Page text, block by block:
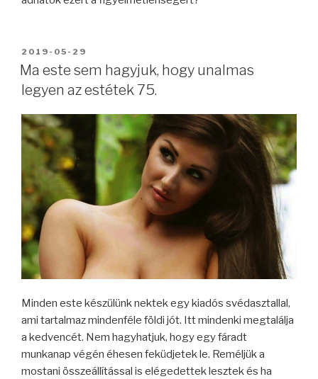
BEKÜLDVE:
2019-05-29
Ma este sem hagyjuk, hogy unalmas
legyen az estétek 75.
Minden este készülünk nektek egy kiadós svédasztallal,
ami tartalmaz mindenféle földi jót. Itt mindenki megtalálja
a kedvencét. Nem hagyhatjuk, hogy egy fáradt
munkanap végén éhesen feküdjetek le. Reméljük a
mostani összeállítással is elégedettek lesztek és ha